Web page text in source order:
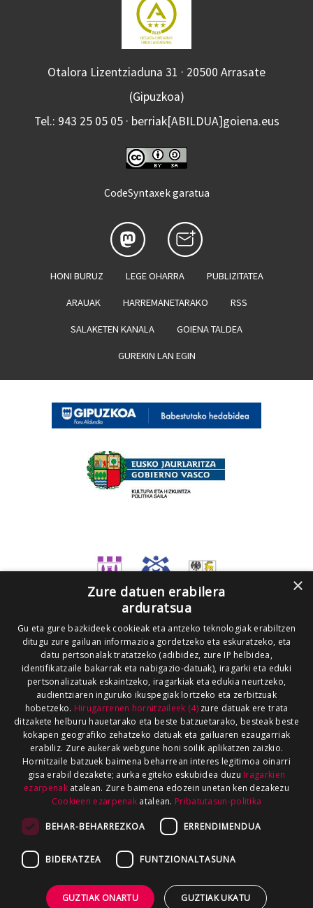
Otalora Lizentziaduna 31 · 20500 Arrasate
(Gipuzkoa)
Tel.: 943 25 05 05 · berriak[ABILDUA]goiena.eus
CodeSyntaxek garatua
HONI BURUZ LEGE OHARRA PUBLIZITATEA
ARAUAK HARREMANETARAKO RSS
SALAKETEN KANALA GOIENA TALDEA
GUREKIN LAN EGIN
×
Zure datuen erabilera
arduratsua
Gu eta gure bazkideek cookieak eta antzeko teknologiak erabiltzen
ditugu zure gailuan informazioa gordetzeko eta eskuratzeko, eta
datu pertsonalak tratatzeko (adibidez, zure IP helbidea,
identifikatzaile bakarrak eta nabigazio-datuak), iragarki eta eduki
pertsonalizatuak eskaintzeko, iragarkiak eta edukia neurtzeko,
audientziaren inguruko ikuspegiak lortzeko eta zerbitzuak
hobetzeko. Hirugarrenen hornitzaileek (4)zure datuak ere trata
ditzakete helburu hauetarako eta beste batzuetarako, besteak beste
kokapen geografiko zehatzeko datuak eta gailuaren ezaugarriak
erabiliz. Zure aukerak webgune honi soilik aplikatzen zaizkio.
Hornitzaile batzuek baimena beharrean interes legitimoa oinarri
gisa erabil dezakete; aurka egiteko eskubidea duzu Iragarkien
ezarpenakatalean. Zure baimena edozein unetan ken dezakezu
Cookieen ezarpenak atalean. Pribatutasun-politika
BEHAR-BEHARREZKOA ERRENDIMENDUA
BIDERATZEA FUNTZIONALTASUNA
GUZTIAK ONARTU GUZTIAK UKATU